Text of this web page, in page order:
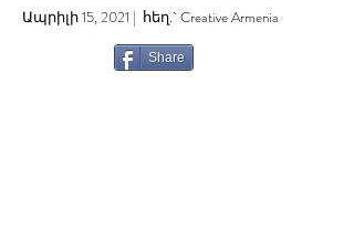
Ապրիլի 15, 2021 | հեղ.` Creative Armenia
Share